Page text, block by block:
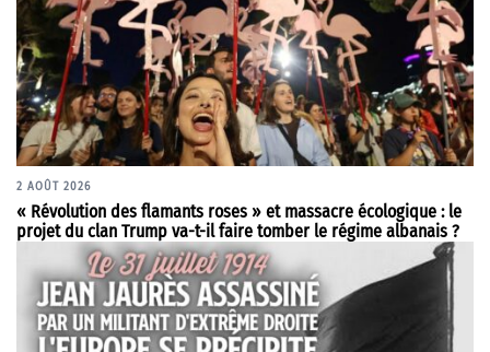
2 AOÛT 2026
« Révolution des flamants roses » et massacre écologique : le
projet du clan Trump va-t-il faire tomber le régime albanais ?